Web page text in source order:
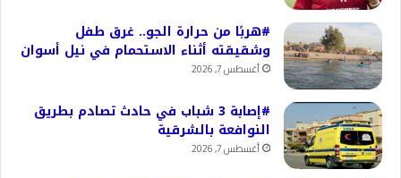
#هربًا من حرارة الجو.. غرق طفل
وشقيقته أثناء الاستحمام في نيل أسوان
أغسطس 7, 2026
#إصابة 3 شباب في حادث تصادم بطريق
النوافعة بالشرقية
أغسطس 7, 2026